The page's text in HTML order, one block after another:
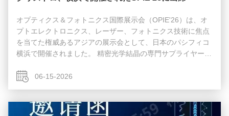
オプティクス＆フォトニクス国際展示会（OPIE'26）は、オ
プトエレクトロニクス、レーザー、フォトニクス技術に焦点
を当てた権威あるアジアの展示会として、日本のパシフィコ
横浜で開催されました。 精密光学結晶の専門サプライヤーと
スター製品のフルラインナップをショーにもたらしました。
SGGG および TGG 結晶、産業用および科学レーザー システ
06-15-2026